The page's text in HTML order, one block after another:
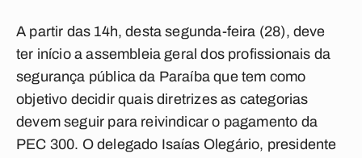
A partir das 14h, desta segunda-feira (28), deve
ter início a assembleia geral dos profissionais da
segurança pública da Paraíba que tem como
objetivo decidir quais diretrizes as categorias
devem seguir para reivindicar o pagamento da
PEC 300. O delegado Isaías Olegário, presidente